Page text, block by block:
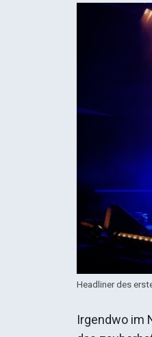
Headliner des
Irgendwo im